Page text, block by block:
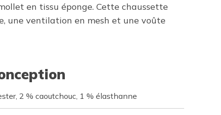
en tissu éponge. Cette chaussette
une ventilation en mesh et une voûte
2 % caoutchouc, 1 % élasthanne